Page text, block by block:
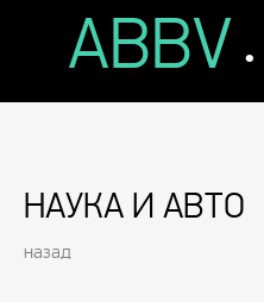
ABBV .
НАУКА И АВТО
назад